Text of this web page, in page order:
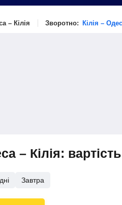
– Кілія Зворотно: Кілія –
– Кілія:
Завтра